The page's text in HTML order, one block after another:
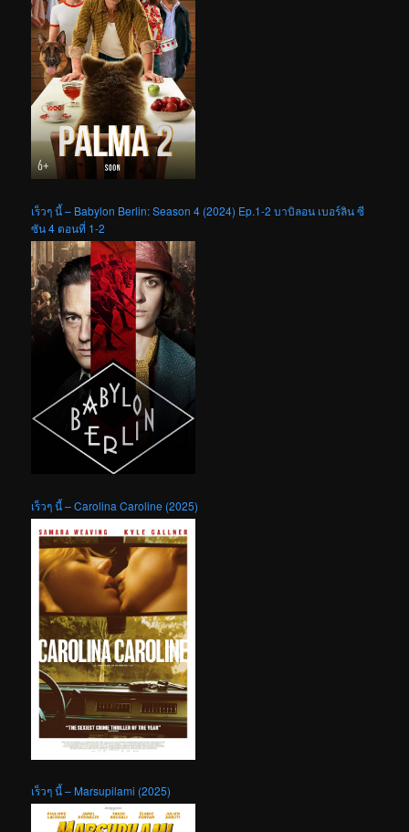
เร็วๆ นี้ – Babylon Berlin: Season 4 (2024) Ep.1-2 บาบิลอน เบอร์ลิน ซี
ซัน 4 ตอนที่ 1-2
เร็วๆ นี้ – Carolina Caroline (2025)
เร็วๆ นี้ – Marsupilami (2025)